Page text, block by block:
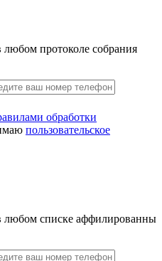
протоколе собрания
обработки
пользовательское
любом списке аффилированны